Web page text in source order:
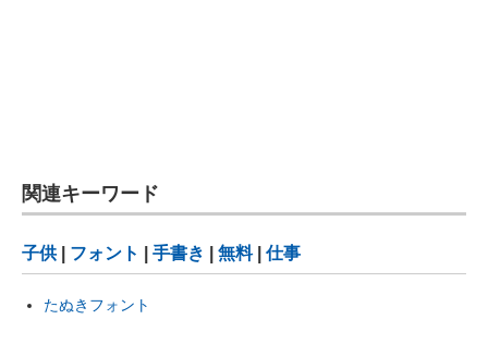
関連キーワード
子供| フォント 手書き 無料| 仕事
たぬきフォント